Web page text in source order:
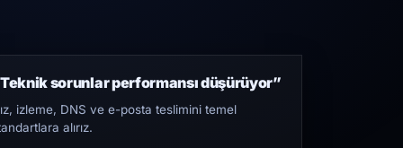
sorunlar performansı düşürüyor”
izleme, DNS ve e-posta teslimini temel
alırız.